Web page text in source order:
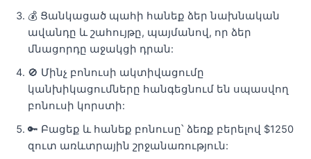
💰 Ցանկացած պահի հանեք ձեր նախնական
ավանդը և շահույթը, պայմանով, որ ձեր
մնացորդը աջակցի դրան:
🚫 Մինչ բոնուսի ակտիվացումը
կանխիկացումները հանգեցնում են սպասվող
բոնուսի կորստի:
🔑 Բացեք և հանեք բոնուսը՝ ձեռք բերելով $1250
զուտ առևտրային շրջանառություն: